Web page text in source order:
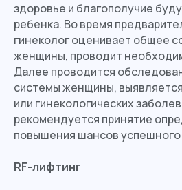
здоровье и благополучие
ребенка. Во время
гинеколог оценивает общее
женщины, проводит
Далее проводится
системы женщины,
или гинекологических
рекомендуется принятие
повышения шансов успешного
RF-лифтинг